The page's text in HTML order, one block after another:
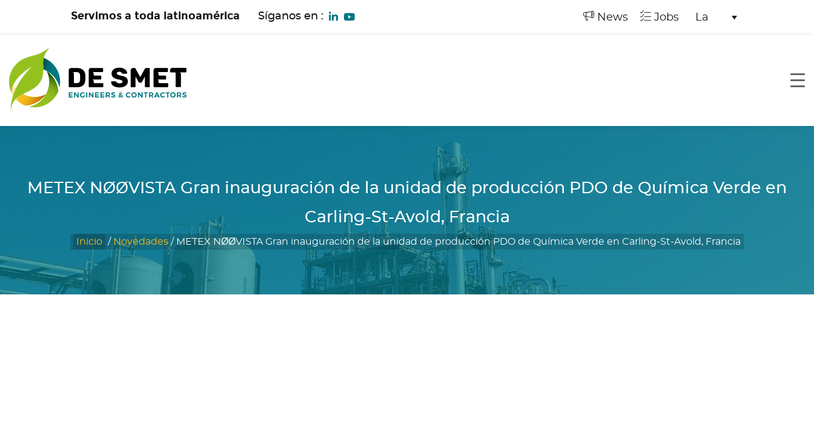
Servimos a toda latinoamérica Síganos en : News Jobs La
METEX NØØVISTA Gran inauguración de la unidad de producción PDO de Química Verde en
Carling-St-Avold, Francia
Inicio / Novedades / METEX NØØVISTA Gran inauguración de la unidad de producción PDO de Química Verde en Carling-St-Avold, Francia